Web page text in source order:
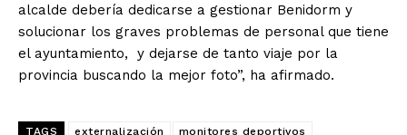
alcalde debería dedicarse a gestionar Benidorm y
solucionar los graves problemas de personal que tiene
el ayuntamiento, y dejarse de tanto viaje por la
provincia buscando la mejor foto”, ha afirmado.
TAGS externalización
monitores deportivos